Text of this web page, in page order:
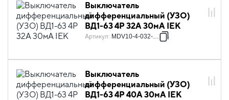
Выключатель
дифференциальный (УЗО)
ВД1-63 4Р 32А 30мА IEK
Артикул: MDV10-4-032-030
Выключатель
дифференциальный (УЗО)
ВД1-63 4Р 40А 30мА IEK